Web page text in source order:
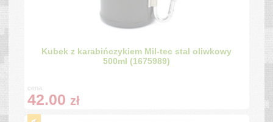
Kubek z karabińczykiem Mil-tec stal oliwkowy
500ml (1675989)
cena:
42.00 zł